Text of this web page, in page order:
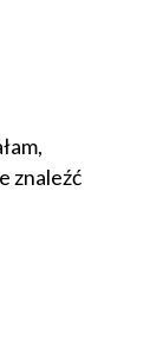
znaleźć